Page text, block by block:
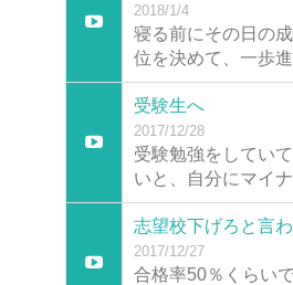
2018/1/4
寝る前にその日の
位を決めて、一歩進
受験生へ
2017/12/28
受験勉強をしてい
いと、自分にマイ
志望校下げろと言
2017/12/27
合格率50％くらい